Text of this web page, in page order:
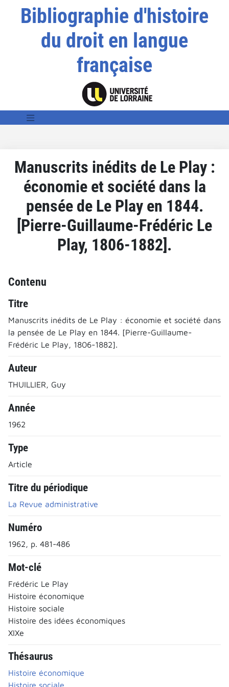
Bibliographie d'histoire
du droit en langue
française
Manuscrits inédits de Le Play :
économie et société dans la
pensée de Le Play en 1844.
[Pierre-Guillaume-Frédéric Le
Play, 1806-1882].
Contenu
Titre
Manuscrits inédits de Le Play : économie et société dans
la pensée de Le Play en 1844. [Pierre-Guillaume-
Frédéric Le Play, 1806-1882].
Auteur
THUILLIER, Guy
Année
1962
Type
Article
Titre du périodique
La Revue administrative
Numéro
1962, p. 481-486
Mot-clé
Frédéric Le Play
Histoire économique
Histoire sociale
Histoire des idées économiques
XIXe
Thésaurus
Histoire économique
Histoire sociale